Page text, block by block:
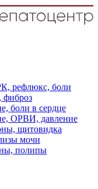
рефлюкс, боли
фиброз
боли в сердце
ОРВИ, давление
щитовидка
мочи
полипы